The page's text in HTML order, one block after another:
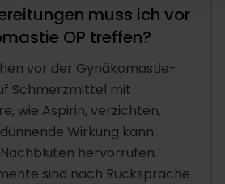
muss ich vor
OP treffen?
vor der Gynäkomastie-
Schmerzmittel mit
wie Aspirin, verzichten,
Wirkung kann
hervorrufen.
sind nach Rücksprache